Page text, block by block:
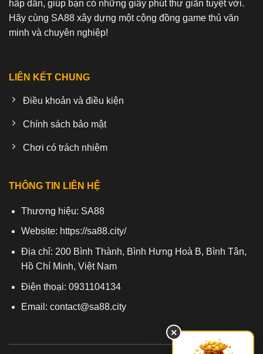
hấp dẫn, giúp bạn có những giây phút thư giãn tuyệt vời.
Hãy cùng SA88 xây dựng một cộng đồng game thủ văn
minh và chuyên nghiệp!
LIÊN KẾT CHUNG
Điều khoản và điều kiện
Chính sách bảo mật
Chơi có trách nhiệm
THÔNG TIN LIÊN HỆ
Thương hiệu: SA88
Website: https://sa88.city/
Địa chỉ: 200 Bình Thành, Bình Hưng Hoà B, Bình Tân,
Hồ Chí Minh, Việt Nam
Điện thoại: 0931104134
Email: contact@sa88.city
×